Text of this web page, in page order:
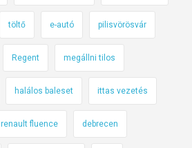
töltő e-autó pilisvörösvár
Regent megállni tilos
halálos baleset ittas vezetés
renault fluence debrecen